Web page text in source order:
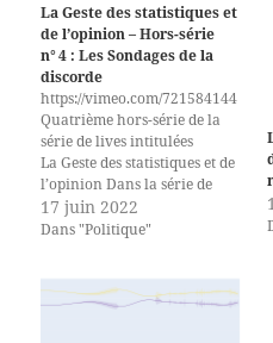
La Geste des statistiques et
de l’opinion – Hors-série
n° 4 : Les Sondages de la
discorde
https://vimeo.com/721584144
Quatrième hors-série de la
série de lives intitulées
La Geste des statistiques et de
l’opinion Dans la série de
lives intitulée
La Geste des statistiques et de
sondages et comment les lire.
Voici la rediffusion du
17 juin 2022
Dans "Politique"